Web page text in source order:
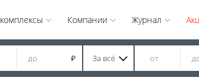
Компании Журнал
₽ За всё